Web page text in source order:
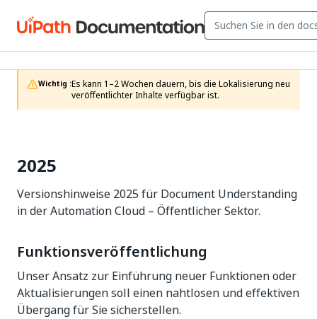
Wichtig :Es kann 1–2 Wochen dauern, bis die Lokalisierung neu
veröffentlichter Inhalte verfügbar ist.
2025
Versionshinweise 2025 für Document Understanding
in der Automation Cloud – Öffentlicher Sektor.
Funktionsveröffentlichung
Unser Ansatz zur Einführung neuer Funktionen oder
Aktualisierungen soll einen nahtlosen und effektiven
Übergang für Sie sicherstellen.